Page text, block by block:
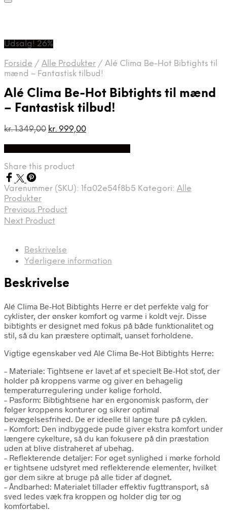
Udsalg! 26%
Forside / Alle Produkter / Alé Clima Be-Hot Bibtights til
mænd – Fantastisk tilbud!
Alé Clima Be-Hot Bibtights til mænd
– Fantastisk tilbud!
kr.1.349,00 Den
kr. 1.349,00.
kr. 999,00Den
Share this product
Varenummer (SKU): 1fa02e54f8b5 Kategori: Alle
Produkter
Previous Product
Next Product
Beskrivelse
Yderligere information
Beskrivelse
Alé Clima Be-Hot Bibtights Herre er det perfekte valg for
cyklister, der ønsker komfort og varme i koldt vejr. Disse
bibtights er designet med fokus på både funktionalitet og
stil, så du kan præstere optimalt, uanset forholdene.
Vigtige egenskaber ved Alé Clima Be-Hot Bibtights Herre:
– Materiale: Tightsene er lavet af et specielt Be-Hot stof, der
holder på kroppens varme og giver en behagelig
temperaturregulering under kølige forhold.
– Pasform: Bibtightsene har en ergonomisk pasform, der
følger kroppens konturer og sikrer optimal
bevægelsesfrihed. De er ideelle til lange ture på cyklen.
– Komfort: Den indbyggede pude giver ekstra komfort under
længere cykelture, så du kan fokusere på din præstation
uden at blive distraheret af ubehag.
– Reflekterende detaljer: For øget synlighed i mørke forhold
er tightsene udstyret med reflekterende elementer, hvilket
gør dem sikre at bruge på alle tider af døgnet.
– Åndbarhed: Materialet tillader effektiv fugttransport, så
sved ledes væk fra kroppen og holder dig tør og
komfortabel.